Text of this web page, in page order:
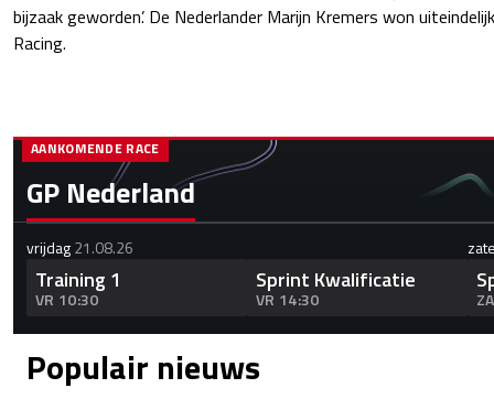
bijzaak geworden’. De Nederlander Marijn Kremers won
Racing.
GP Nederland
AANKOMENDE RACE
vrijdag21.08.26
Training 1
VR 10:30
Sprint Kwalificatie
VR 14:30
Populair nieuws